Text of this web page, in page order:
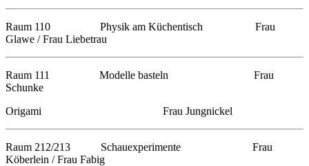
Raum 110 Physik am Küchentisch Frau
Glawe / Frau Liebetrau
Raum 111 Modelle basteln Frau
Schunke
Origami Frau Jungnickel
Raum 212/213 Schauexperimente Frau
Köberlein / Frau Fabig